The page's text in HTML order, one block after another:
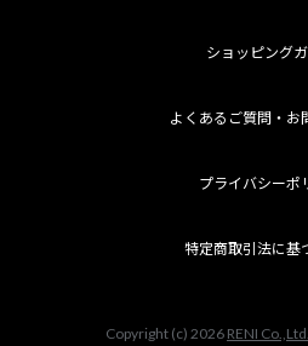
ショッピング
よくあるご質問・お
プライバシーポ
特定商取引法に基
Copyright (c) 2026 RENI Co.,Ltd.